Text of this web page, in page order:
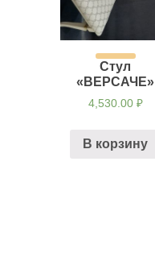
Стул
«ВЕРСАЧЕ»
4,530.00 ₽
В корзину